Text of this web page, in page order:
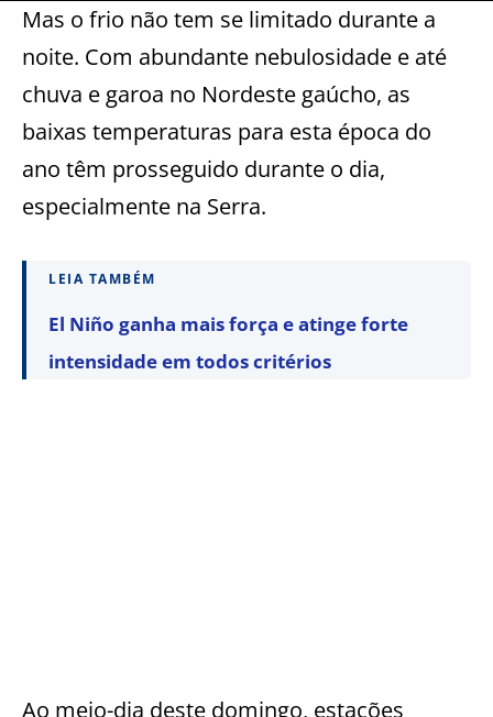
Mas o frio não tem se limitado durante a
noite. Com abundante nebulosidade e até
chuva e garoa no Nordeste gaúcho, as
baixas temperaturas para esta época do
ano têm prosseguido durante o dia,
especialmente na Serra.
LEIA TAMBÉM
El Niño ganha mais força e atinge forte
intensidade em todos critérios
Ao meio-dia deste domingo, estações